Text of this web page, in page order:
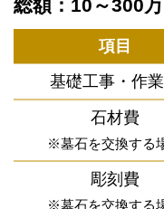
総額：10～300
項目
基礎工事・作
石材費
※墓石を交換する
彫刻費
※墓石を交換する